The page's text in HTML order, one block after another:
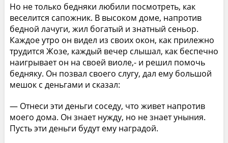
Но не только бедняки любили посмотреть, как
веселится сапожник. В высоком доме, напротив
бедной лачуги, жил богатый и знатный сеньор.
Каждое утро он видел из своих окон, как прилежно
трудится Жозе, каждый вечер слышал, как беспечно
наигрывает он на своей виоле,- и решил помочь
бедняку. Он позвал своего слугу, дал ему большой
мешок с деньгами и сказал:
— Отнеси эти деньги соседу, что живет напротив
моего дома. Он знает нужду, но не знает уныния.
Пусть эти деньги будут ему наградой.